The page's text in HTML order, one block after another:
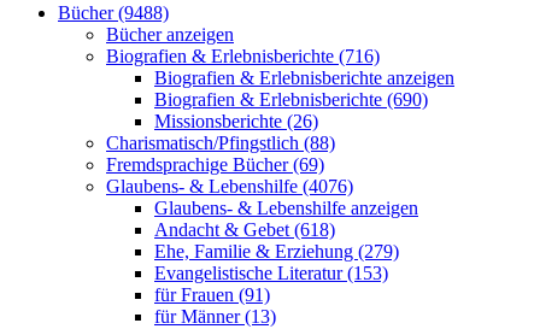
Bücher (9488)
Bücher anzeigen
Biografien & Erlebnisberichte (716)
Biografien & Erlebnisberichte anzeigen
Biografien & Erlebnisberichte (690)
Missionsberichte (26)
Charismatisch/Pfingstlich (88)
Fremdsprachige Bücher (69)
Glaubens- & Lebenshilfe (4076)
Glaubens- & Lebenshilfe anzeigen
Andacht & Gebet (618)
Ehe, Familie & Erziehung (279)
Evangelistische Literatur (153)
für Frauen (91)
für Männer (13)